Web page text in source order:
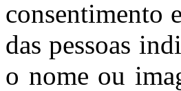
consentimento
das pessoas
o nome ou